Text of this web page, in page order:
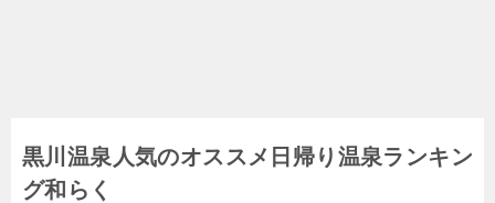
黒川温泉人気のオススメ日帰り温泉ランキン
グ和らく